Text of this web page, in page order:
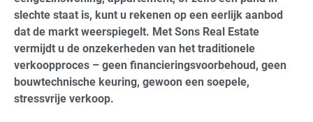
slechte staat is, kunt u rekenen op een eerlijk aanbod
dat de markt weerspiegelt. Met Sons Real Estate
vermijdt u de onzekerheden van het traditionele
verkoopproces – geen financieringsvoorbehoud, geen
bouwtechnische keuring, gewoon een soepele,
stressvrije verkoop.